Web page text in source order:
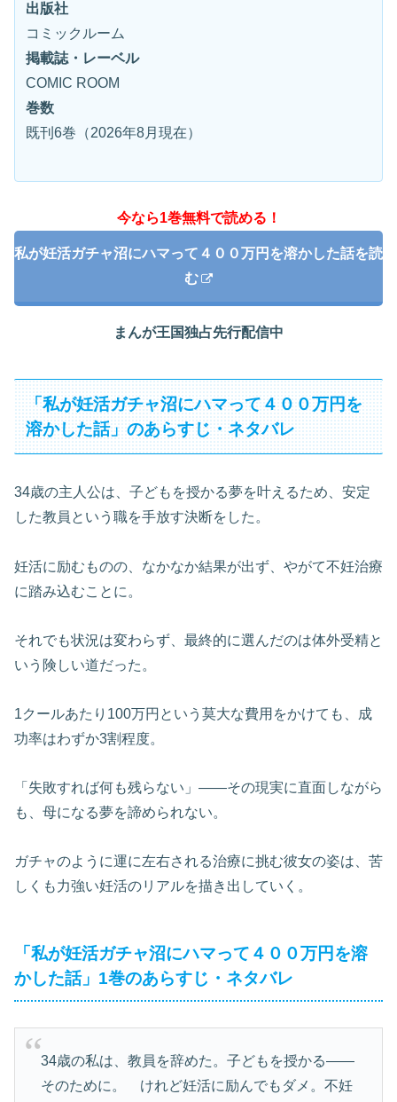
出版社
コミックルーム
掲載誌・レーベル
COMIC ROOM
巻数
既刊6巻（2026年8月現在）
今なら1巻無料で読める！
私が妊活ガチャ沼にハマって４００万円を溶かした話を読
む
まんが王国独占先行配信中
「私が妊活ガチャ沼にハマって４００万円を
溶かした話」のあらすじ・ネタバレ
34歳の主人公は、子どもを授かる夢を叶えるため、安定
した教員という職を手放す決断をした。
妊活に励むものの、なかなか結果が出ず、やがて不妊治療
に踏み込むことに。
それでも状況は変わらず、最終的に選んだのは体外受精と
いう険しい道だった。
1クールあたり100万円という莫大な費用をかけても、成
功率はわずか3割程度。
「失敗すれば何も残らない」――その現実に直面しながら
も、母になる夢を諦められない。
ガチャのように運に左右される治療に挑む彼女の姿は、苦
しくも力強い妊活のリアルを描き出していく。
「私が妊活ガチャ沼にハマって４００万円を溶
かした話」1巻のあらすじ・ネタバレ
34歳の私は、教員を辞めた。子どもを授かる――
そのために。 けれど妊活に励んでもダメ。不妊